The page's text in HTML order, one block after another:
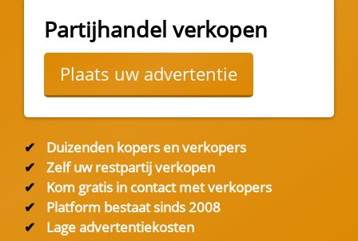
Partijhandel verkopen
Plaats uw advertentie
✔
Duizenden kopers en verkopers
✔
Zelf uw restpartij verkopen
✔
Kom gratis in contact met verkopers
✔
Platform bestaat sinds 2008
✔
Lage advertentiekosten